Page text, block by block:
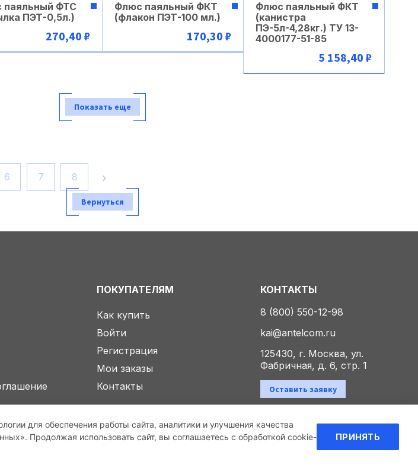
для обеспечения работы сайта, аналитики и улучшения качества
Продолжая использовать сайт, вы соглашаетесь с обработкой cookie-
ПРИНЯТЬ
паяльный ФТС
ПЭТ-0,5л.)
270,40 ₽
Флюс паяльный ФКТ
(флакон ПЭТ-100 мл.)
170,30 ₽
Флюс паяльный ФКТ
(канистра
ПЭ-5л-4,28кг.) ТУ 13-
4000177-51-85
5 158,40 ₽
Показать еще
6 7 8
Вернуться
ПОКУПАТЕЛЯМ
Как купить
Войти
Регистрация
Мои заказы
Контакты
КОНТАКТЫ
8 (800) 550-12-98
kai@antelcom.ru
125430, г. Москва, ул.
Фабричная, д. 6, стр. 1
Оставить заявку
Политика конфиденциальности